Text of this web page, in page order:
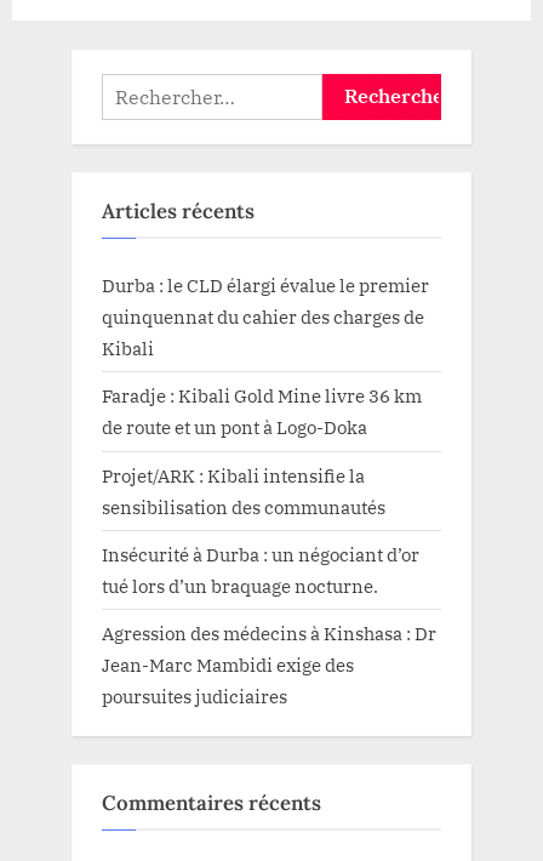
Rechercher :
Articles récents
Durba : le CLD élargi évalue le premier
quinquennat du cahier des charges de
Kibali
Faradje : Kibali Gold Mine livre 36 km
de route et un pont à Logo-Doka
Projet/ARK : Kibali intensifie la
sensibilisation des communautés
Insécurité à Durba : un négociant d’or
tué lors d’un braquage nocturne.
Agression des médecins à Kinshasa : Dr
Jean-Marc Mambidi exige des
poursuites judiciaires
Commentaires récents